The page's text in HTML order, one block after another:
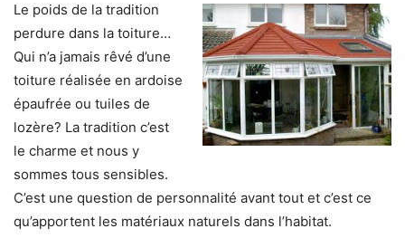
Le poids de la tradition
perdure dans la toiture…
Qui n’a jamais rêvé d’une
toiture réalisée en ardoise
épaufrée ou tuiles de
lozère? La tradition c’est
le charme et nous y
sommes tous sensibles.
C’est une question de personnalité avant tout et c’est ce
qu’apportent les matériaux naturels dans l’habitat.